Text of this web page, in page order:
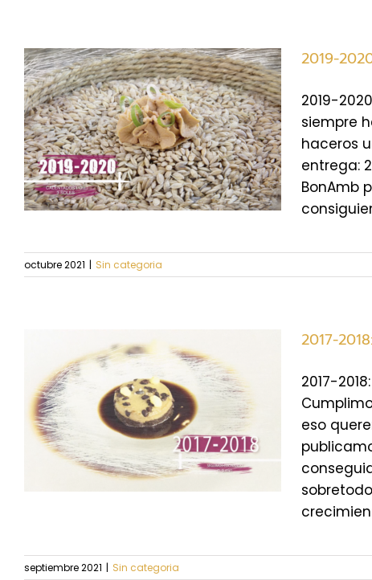
2019-
2019-
siempre
haceros
entrega:
BonAmb
octubre 2021 | Sin categoria
2017-
2017-
eso
septiembre 2021 | Sin categoria